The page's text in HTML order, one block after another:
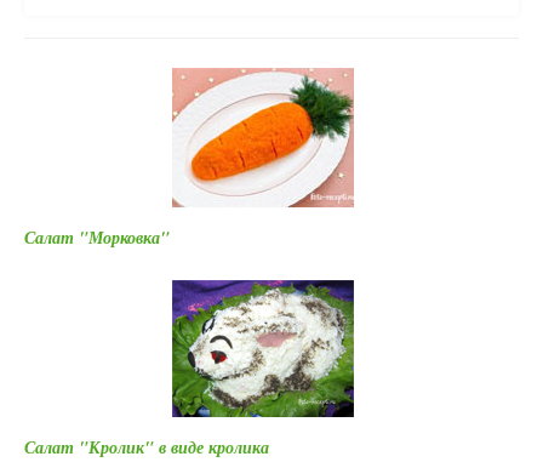
Салат "Морковка"
Салат "Кролик" в виде кролика